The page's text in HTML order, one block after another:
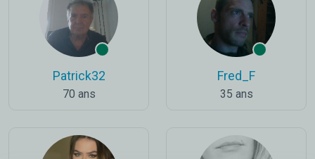
Patrick32
70 ans
Fred_F
35 ans